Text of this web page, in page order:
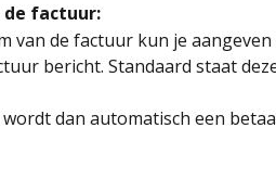
de factuur:
van de factuur kun je
bericht. Standaard staat
dan automatisch een